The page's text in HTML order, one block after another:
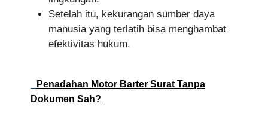
Setelah itu, kekurangan sumber daya
manusia yang terlatih bisa menghambat
efektivitas hukum.
Penadahan Motor Barter Surat Tanpa
Dokumen Sah?